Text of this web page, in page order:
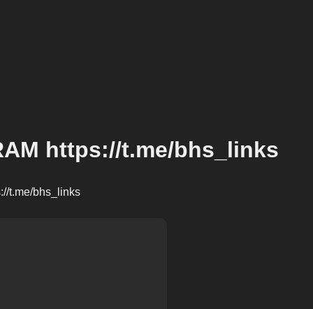
https://t.me/bhs_links
t.me/bhs_links